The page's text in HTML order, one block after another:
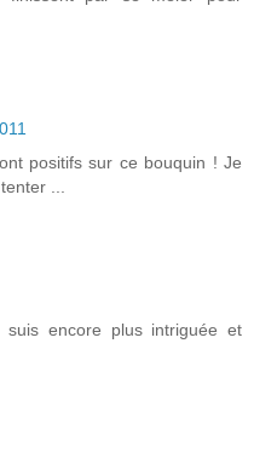
positifs sur ce bouquin ! Je
...
encore plus intriguée et